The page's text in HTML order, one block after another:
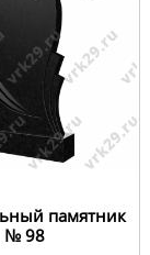
памятник
№ 98